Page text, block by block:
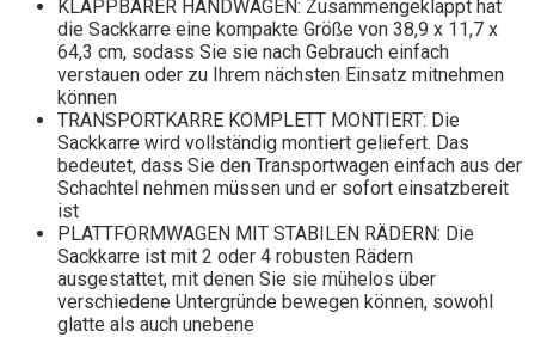
KLAPPBARER HANDWAGEN: Zusammengeklappt hat
die Sackkarre eine kompakte Größe von 38,9 x 11,7 x
64,3 cm, sodass Sie sie nach Gebrauch einfach
verstauen oder zu Ihrem nächsten Einsatz mitnehmen
können
TRANSPORTKARRE KOMPLETT MONTIERT: Die
Sackkarre wird vollständig montiert geliefert. Das
bedeutet, dass Sie den Transportwagen einfach aus der
Schachtel nehmen müssen und er sofort einsatzbereit
ist
PLATTFORMWAGEN MIT STABILEN RÄDERN: Die
Sackkarre ist mit 2 oder 4 robusten Rädern
ausgestattet, mit denen Sie sie mühelos über
verschiedene Untergründe bewegen können, sowohl
glatte als auch unebene